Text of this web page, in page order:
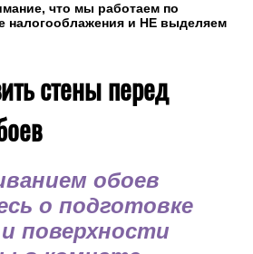
что мы работаем по
налогооблажения и НЕ выделяем
стены перед
обоев
о подготовке
поверхности